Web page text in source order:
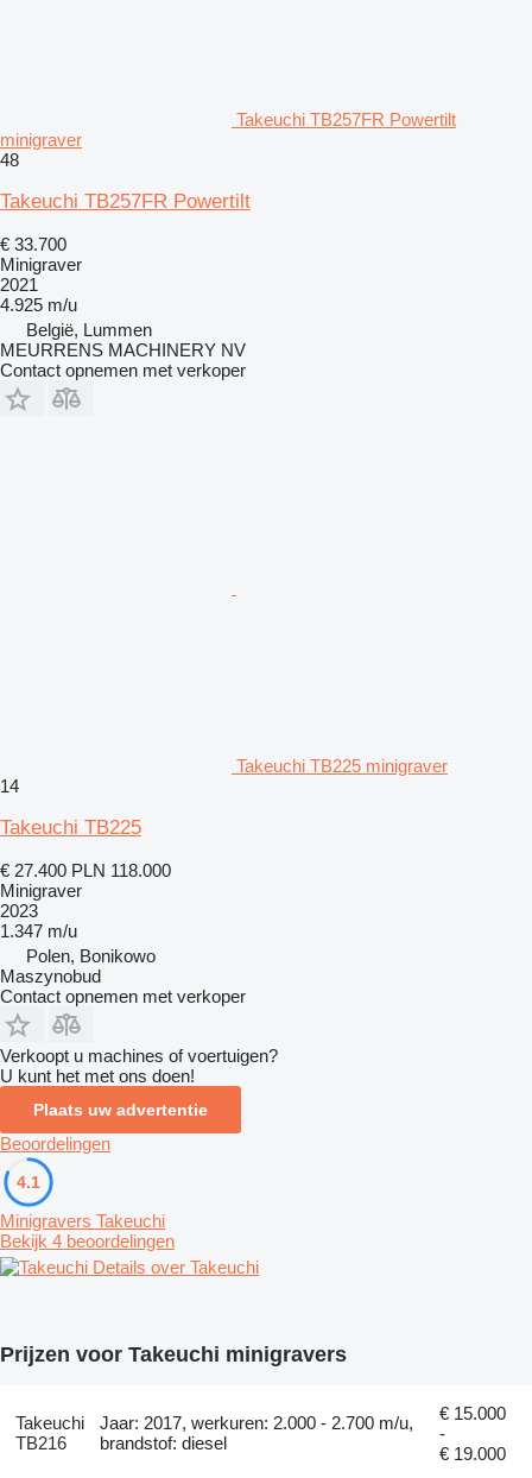
Takeuchi TB257FR Powertilt
minigraver
48
Takeuchi TB257FR Powertilt
€ 33.700
Minigraver
2021
4.925 m/u
België, Lummen
MEURRENS MACHINERY NV
Contact opnemen met verkoper
Takeuchi TB225 minigraver
14
Takeuchi TB225
€ 27.400 PLN 118.000
Minigraver
2023
1.347 m/u
Polen, Bonikowo
Maszynobud
Contact opnemen met verkoper
Verkoopt u machines of voertuigen?
U kunt het met ons doen!
Plaats uw advertentie
Beoordelingen
4.1
Minigravers Takeuchi
Bekijk 4 beoordelingen
Details over Takeuchi
Prijzen voor Takeuchi minigravers
Takeuchi
TB216
Jaar: 2017, werkuren: 2.000 - 2.700 m/u,
brandstof: diesel
€ 15.000
-
€ 19.000